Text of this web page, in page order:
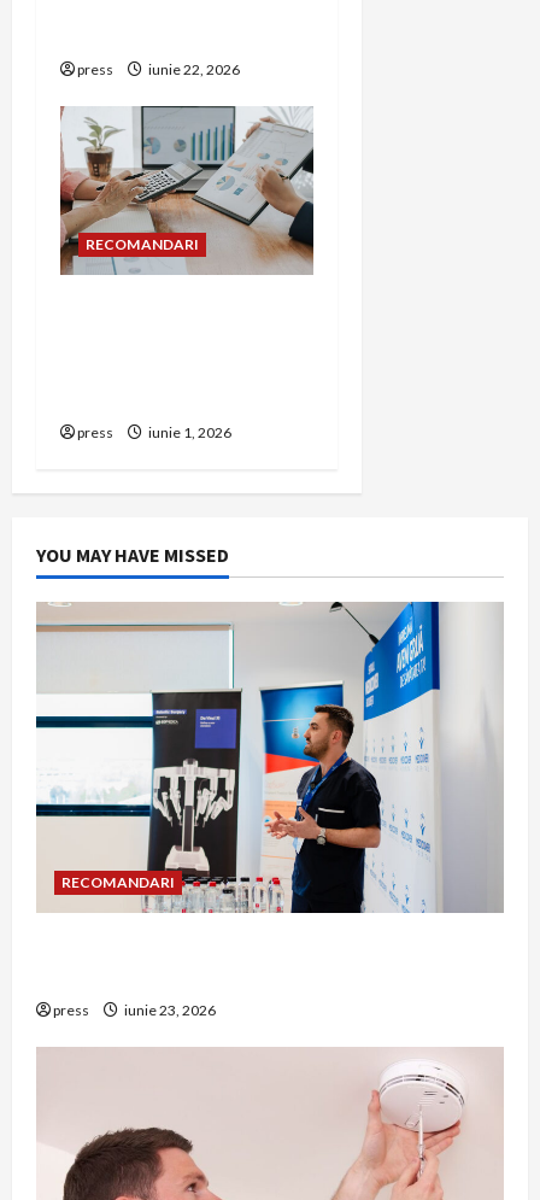
press iunie 22, 2026
RECOMANDARI
press iunie 1, 2026
YOU MAY HAVE MISSED
RECOMANDARI
press iunie 23, 2026